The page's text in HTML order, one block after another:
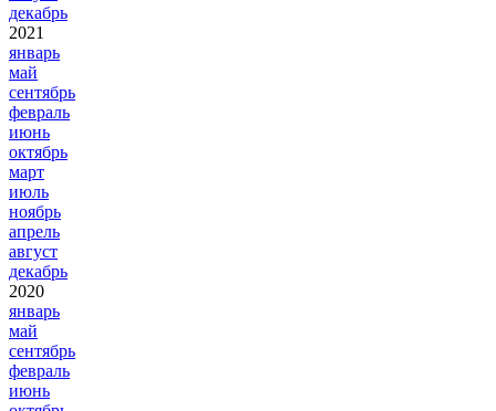
декабрь
2021
январь
май
сентябрь
февраль
июнь
октябрь
март
июль
ноябрь
апрель
август
декабрь
2020
январь
май
сентябрь
февраль
июнь